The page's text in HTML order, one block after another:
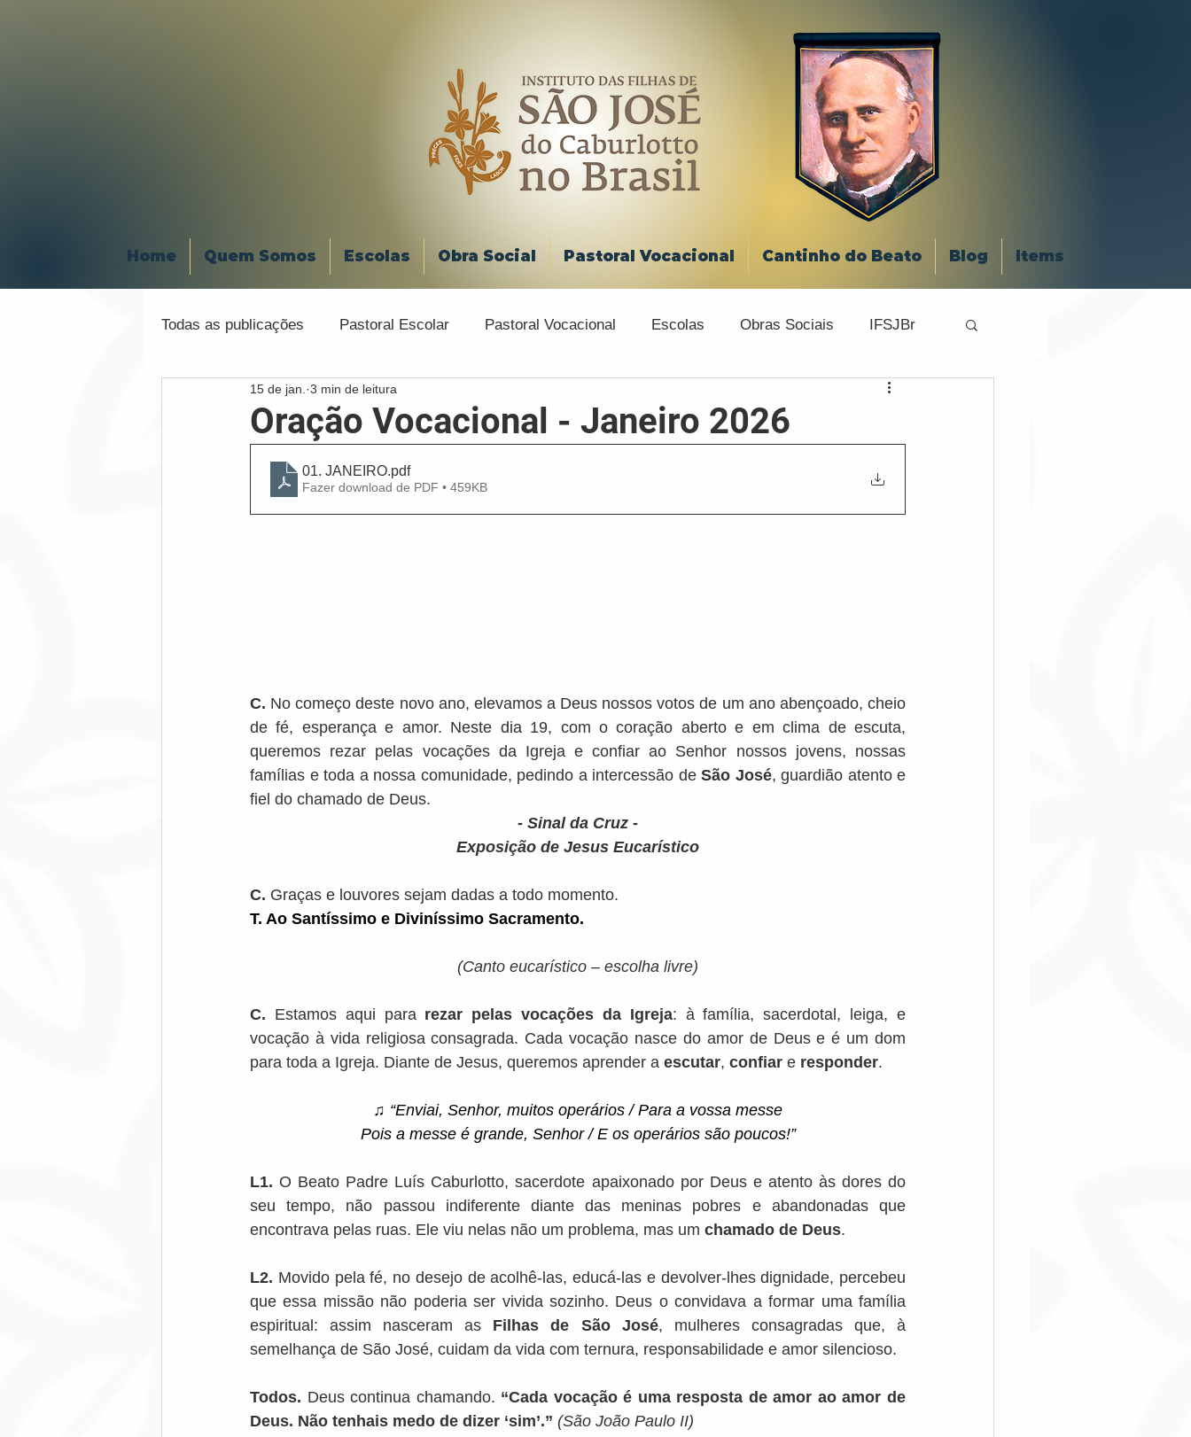
Home Quem Somos Escolas Obra Social Pastoral Vocacional Cantinho do Beato Blog Items
Todas as publicações Pastoral Escolar Pastoral Vocacional Escolas Obras Sociais IFSJBr
Organização Religiosa
Oração Vocacional - Janeiro 2026
15 de jan. 3 min de leitura
01. JANEIRO.pdf
Fazer download de PDF • 459KB
C. No começo deste novo ano, elevamos a Deus nossos votos de um ano abençoado, cheio
de fé, esperança e amor. Neste dia 19, com o coração aberto e em clima de escuta,
queremos rezar pelas vocações da Igreja e confiar ao Senhor nossos jovens, nossas
famílias e toda a nossa comunidade, pedindo a intercessão de São José, guardião atento e
fiel do chamado de Deus.
- Sinal da Cruz -
Exposição de Jesus Eucarístico
C. Graças e louvores sejam dadas a todo momento.
T. Ao Santíssimo e Diviníssimo Sacramento.
(Canto eucarístico – escolha livre)
C. Estamos aqui para rezar pelas vocações da Igreja: à família, sacerdotal, leiga, e
vocação à vida religiosa consagrada. Cada vocação nasce do amor de Deus e é um dom
para toda a Igreja. Diante de Jesus, queremos aprender a escutar, confiar e responder.
♫ “Enviai, Senhor, muitos operários / Para a vossa messe
Pois a messe é grande, Senhor / E os operários são poucos!”
L1. O Beato Padre Luís Caburlotto, sacerdote apaixonado por Deus e atento às dores do
seu tempo, não passou indiferente diante das meninas pobres e abandonadas que
encontrava pelas ruas. Ele viu nelas não um problema, mas um chamado de Deus.
L2. Movido pela fé, no desejo de acolhê-las, educá-las e devolver-lhes dignidade, percebeu
que essa missão não poderia ser vivida sozinho. Deus o convidava a formar uma família
espiritual: assim nasceram as Filhas de São José, mulheres consagradas que, à
semelhança de São José, cuidam da vida com ternura, responsabilidade e amor silencioso.
Todos. Deus continua chamando. “Cada vocação é uma resposta de amor ao amor de
Deus. Não tenhais medo de dizer ‘sim’.” (São João Paulo II)